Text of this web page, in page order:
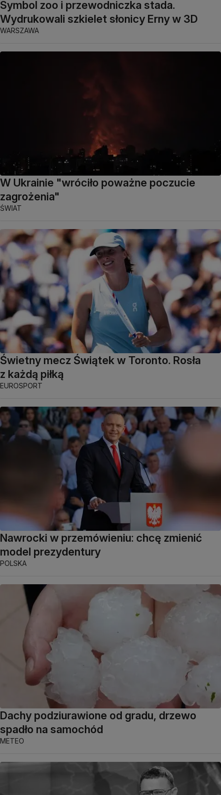
Symbol zoo i przewodniczka stada.
Wydrukowali szkielet słonicy Erny w 3D
WARSZAWA
W Ukrainie "wróciło poważne poczucie
zagrożenia"
ŚWIAT
Świetny mecz Świątek w Toronto. Rosła
z każdą piłką
EUROSPORT
Nawrocki w przemówieniu: chcę zmienić
model prezydentury
POLSKA
Dachy podziurawione od gradu, drzewo
spadło na samochód
METEO